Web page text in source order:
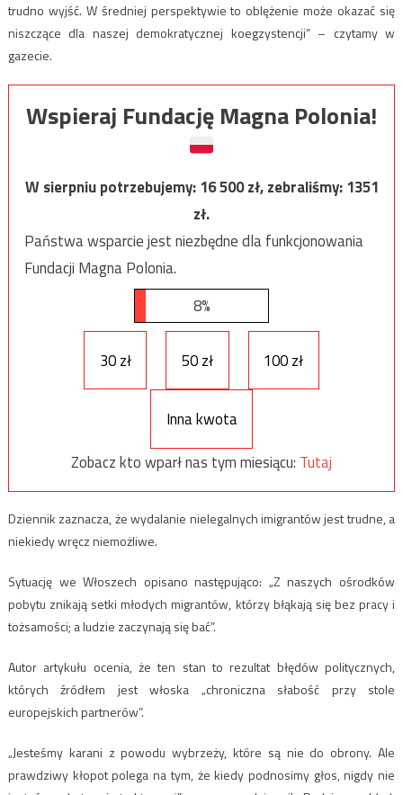
trudno wyjść. W średniej perspektywie to oblężenie może okazać się
niszczące dla naszej demokratycznej koegzystencji” – czytamy w
gazecie.
Wspieraj Fundację Magna Polonia!
W sierpniu potrzebujemy:16 500zł, zebraliśmy:1351
zł.
Państwa wsparcie jest niezbędne dla funkcjonowania
Fundacji Magna Polonia.
8%
30 zł 50 zł 100 zł
Inna kwota
Zobacz kto wparł nas tym miesiącu: Tutaj
Dziennik zaznacza, że wydalanie nielegalnych imigrantów jest trudne, a
niekiedy wręcz niemożliwe.
Sytuację we Włoszech opisano następująco: „Z naszych ośrodków
pobytu znikają setki młodych migrantów, którzy błąkają się bez pracy i
tożsamości; a ludzie zaczynają się bać”.
Autor artykułu ocenia, że ten stan to rezultat błędów politycznych,
których źródłem jest włoska „chroniczna słabość przy stole
europejskich partnerów”.
„Jesteśmy karani z powodu wybrzeży, które są nie do obrony. Ale
prawdziwy kłopot polega na tym, że kiedy podnosimy głos, nigdy nie